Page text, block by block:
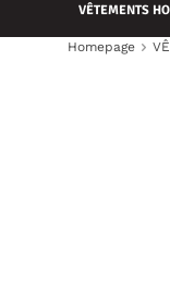
VÊTEMENTS
Homepage